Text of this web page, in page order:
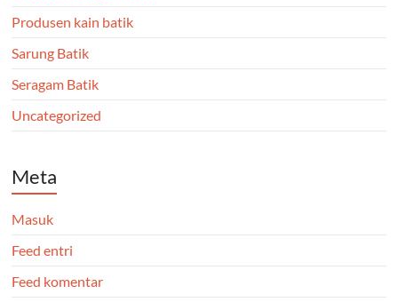
Produsen kain batik
Sarung Batik
Seragam Batik
Uncategorized
Meta
Masuk
Feed entri
Feed komentar